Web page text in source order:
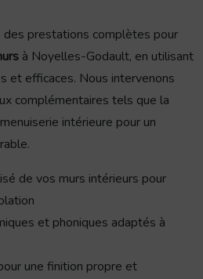
prestations complètes pour
à Noyelles-Godault, en utilisant
et efficaces. Nous intervenons
complémentaires tels que la
intérieure pour un
de vos murs intérieurs pour
et phoniques adaptés à
une finition propre et